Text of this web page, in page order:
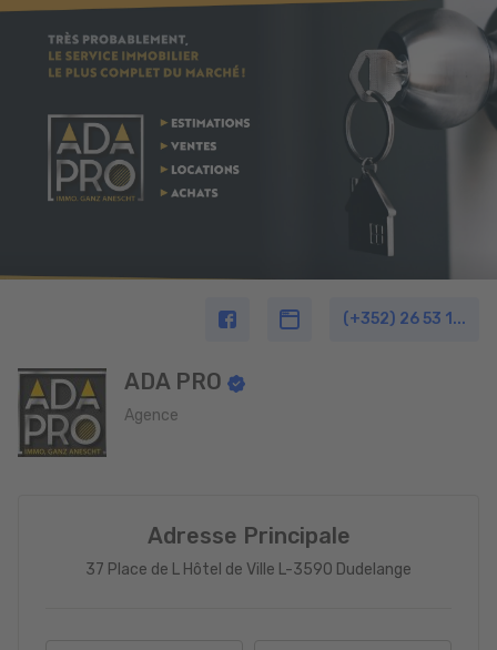
(+352) 26 53 1...
ADA PRO
Agence
Adresse Principale
37 Place de L Hôtel de Ville L-3590 Dudelange